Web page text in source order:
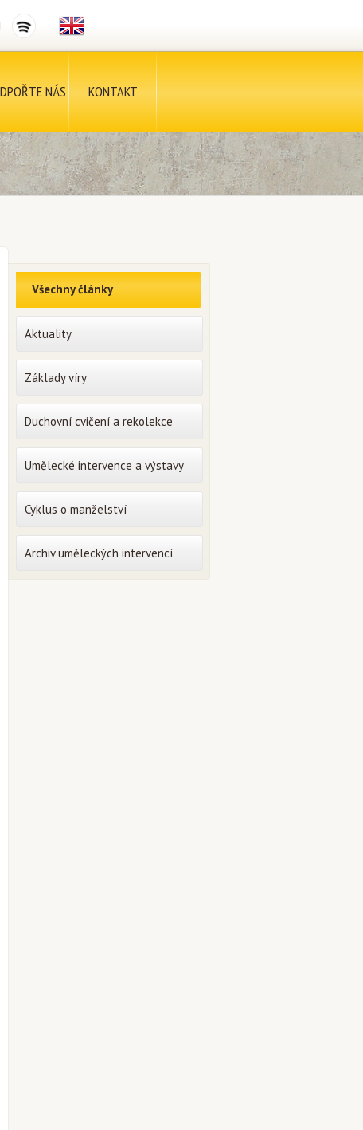
NÁS KONTAKT
Všechny články
Aktuality
Základy víry
Duchovní cvičení a rekolekce
Umělecké intervence a výstavy
Cyklus o manželství
Archiv uměleckých intervencí